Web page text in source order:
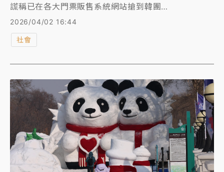
謊稱已在各大門票販售系統網站搶到韓團
BLACKPINK、藝人蔡依林等大咖演唱會門票，並貼出
為真匯款購票，取票時才驚覺被騙。新北市刑大科偵隊
追查赫見超過40人受騙，財損逾35萬元。警方上月循
線在苗栗縣公館鄉逮捕涉案林男，並於其電腦內查獲P
圖罪證，警詢後依《刑法》詐欺罪嫌送辦。
2026/04/02 16:44
社會